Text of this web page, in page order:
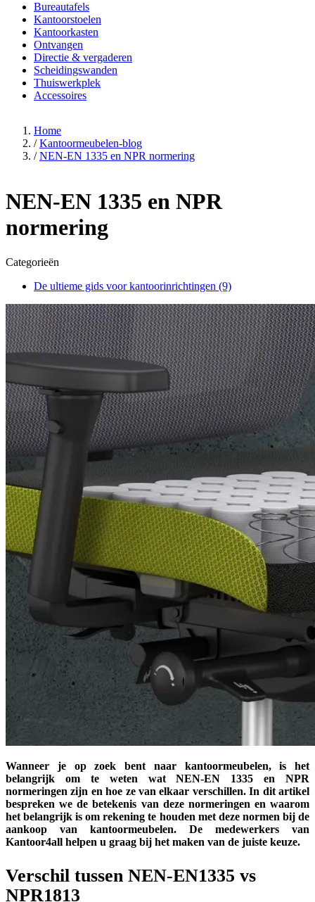
Bureautafels
Kantoorstoelen
Kantoorkasten
Ontvangen
Directie & vergaderen
Scheidingswanden
Thuiswerkplek
Accessoires
Home
/ Kantoormeubelen-blog
/ NEN-EN 1335 en NPR normering
NEN-EN 1335 en NPR
normering
Categorieën
De ultieme gids voor kantoorinrichtingen (9)
Wanneer je op zoek bent naar kantoormeubelen, is het
belangrijk om te weten wat NEN-EN 1335 en NPR
normeringen zijn en hoe ze van elkaar verschillen. In dit artikel
bespreken we de betekenis van deze normeringen en waarom
het belangrijk is om rekening te houden met deze normen bij de
aankoop van kantoormeubelen. De medewerkers van
Kantoor4all helpen u graag bij het maken van de juiste keuze.
Verschil tussen NEN-EN1335 vs
NPR1813